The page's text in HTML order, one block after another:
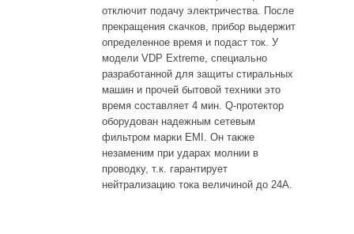
отключит подачу электричества. После
прекращения скачков, прибор выдержит
определенное время и подаст ток. У
модели VDP Extreme, специально
разработанной для защиты стиральных
машин и прочей бытовой техники это
время составляет 4 мин. Q-протектор
оборудован надежным сетевым
фильтром марки EMI. Он также
незаменим при ударах молнии в
проводку, т.к. гарантирует
нейтрализацию тока величиной до 24А.